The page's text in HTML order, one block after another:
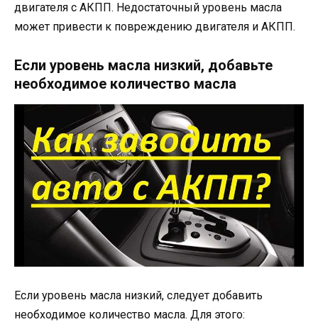
двигателя с АКПП. Недостаточный уровень масла
может привести к повреждению двигателя и АКПП.
Если уровень масла низкий, добавьте
необходимое количество масла
Если уровень масла низкий, следует добавить
необходимое количество масла. Для этого: